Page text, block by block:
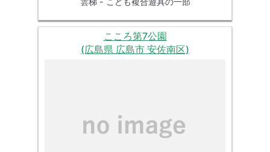
こころ第7公園
(広島県 広島市 安佐南区)